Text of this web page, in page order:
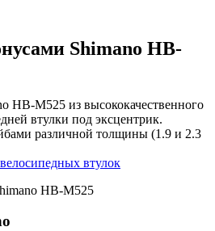
Shimano HB-
HB-M525 из высококачественного
втулки под эксцентрик.
различной толщины (1.9 и 2.3
втулок
HB-M525